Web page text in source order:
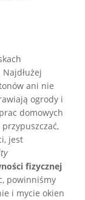
ani nie
ogrody i
domowych
jest
fizycznej
powinniśmy
i mycie okien